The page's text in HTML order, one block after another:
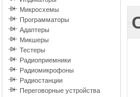
Микросхемы
Программаторы
Адаптеры
Микшеры
Тестеры
Радиоприемники
Радиомикрофоны
Радиостанции
Переговорные устройства